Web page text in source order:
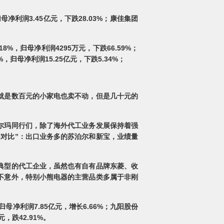
净利润3.45亿元，下跌28.03%；康佳集团
，归母净利润4295万元，下跌66.59%；
归母净利润15.25亿元，下跌5.34%；
数百元的小家电也卖不动，但是几十元的
同行们，除了海外代工业务发展保持着强
比”：出口业务多的苏泊尔和新宝，业绩量
的代工企业，虽然也有自有品牌东菱、收
外，特别小熊电器的主营品类多属于非刚
母净利润7.85亿元，增长6.66%；九阳股份
跌42.91%。